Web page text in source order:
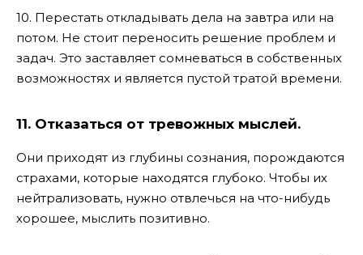
10. Перестать откладывать дела на завтра или на
потом. Не стоит переносить решение проблем и
задач. Это заставляет сомневаться в собственных
возможностях и является пустой тратой времени.
11. Отказаться от тревожных мыслей.
Они приходят из глубины сознания, порождаются
страхами, которые находятся глубоко. Чтобы их
нейтрализовать, нужно отвлечься на что-нибудь
хорошее, мыслить позитивно.